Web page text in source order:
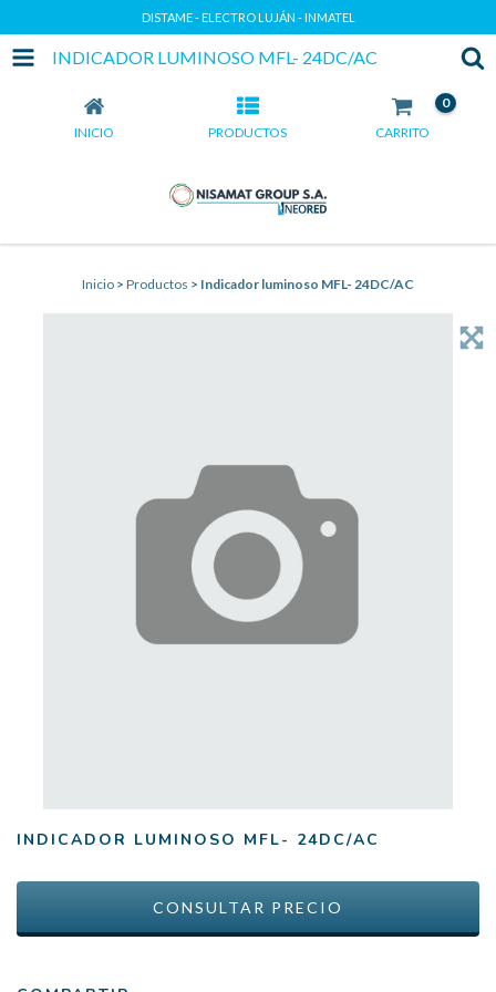
DISTAME - ELECTRO LUJÁN - INMATEL
INDICADOR LUMINOSO MFL- 24DC/AC
INICIO PRODUCTOS CARRITO
0
Inicio > Productos > Indicador luminoso MFL- 24DC/AC
INDICADOR LUMINOSO MFL- 24DC/AC